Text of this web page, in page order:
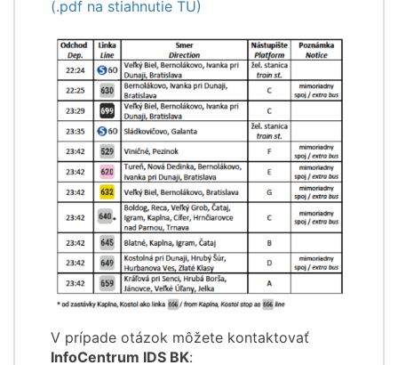
(.pdf na stiahnutie TU)
V prípade otázok môžete kontaktovať
InfoCentrum IDS BK: